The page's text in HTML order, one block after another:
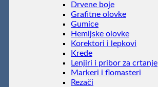
Drvene boje
Grafitne olovke
Gumice
Hemijske olovke
Korektori i lepkovi
Krede
Lenjiri i pribor za crtanje
Markeri i flomasteri
Rezači